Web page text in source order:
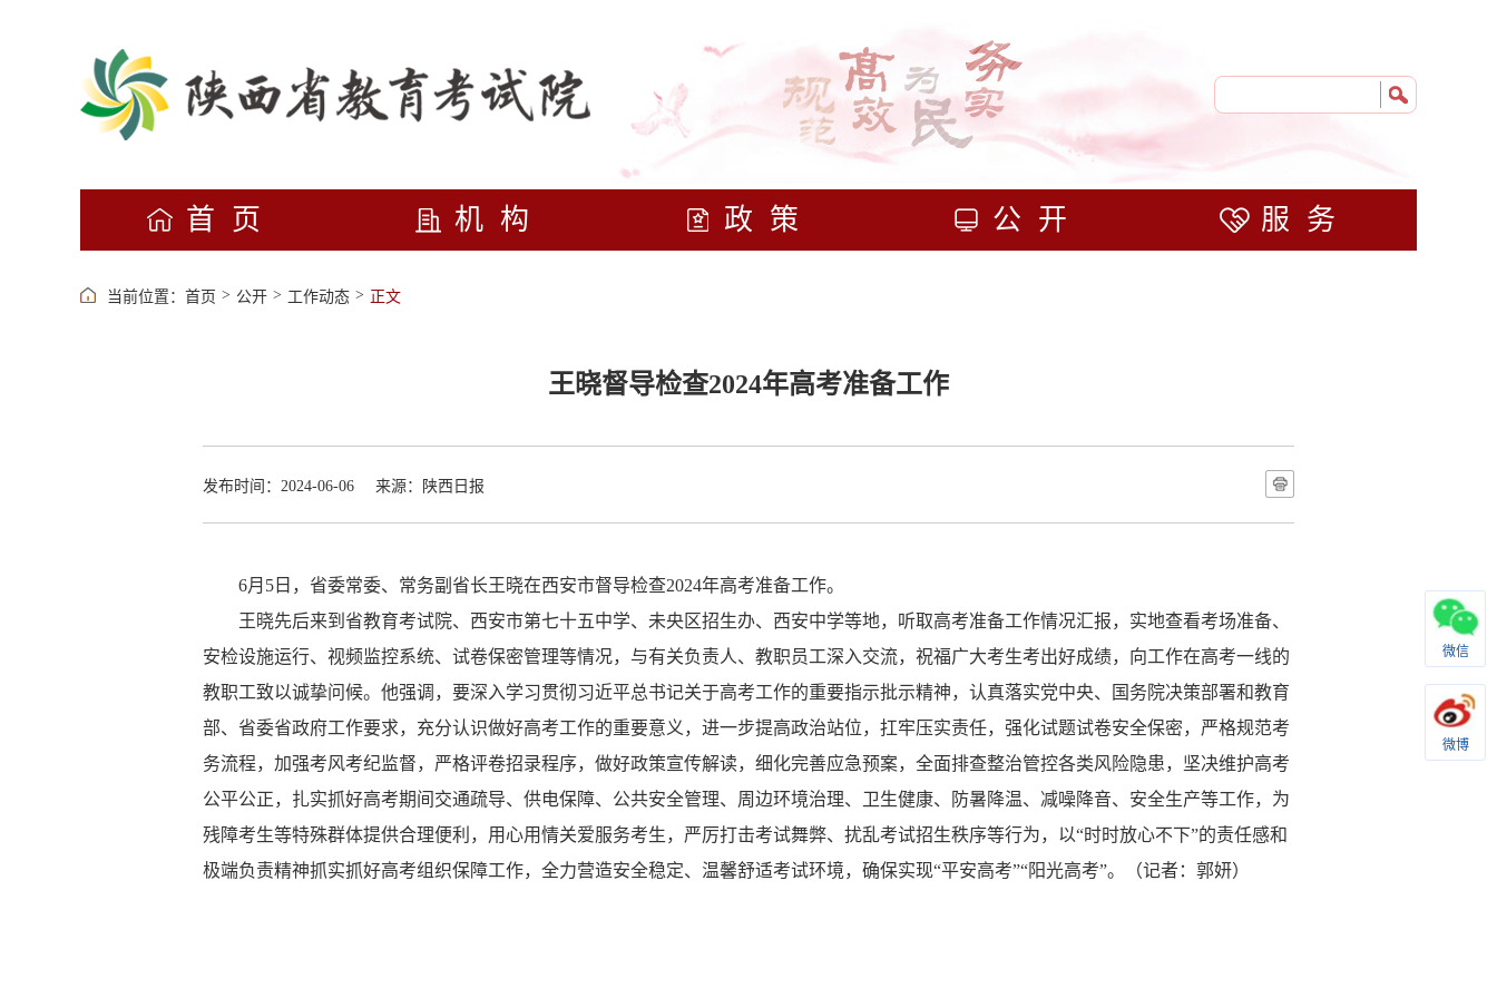
首页 机构 政策 公开 服务
当前位置： 首页 > 公开 > 工作动态 > 正文
王晓督导检查2024年高考准备工作
发布时间：2024-06-06 来源：陕西日报
6月5日，省委常委、常务副省长王晓在西安市督导检查2024年高考准备工作。
王晓先后来到省教育考试院、西安市第七十五中学、未央区招生办、西安中学等地，听取高考准备工作情况汇报，实地查看考场准备、
安检设施运行、视频监控系统、试卷保密管理等情况，与有关负责人、教职员工深入交流，祝福广大考生考出好成绩，向工作在高考一线的
教职工致以诚挚问候。他强调，要深入学习贯彻习近平总书记关于高考工作的重要指示批示精神，认真落实党中央、国务院决策部署和教育
部、省委省政府工作要求，充分认识做好高考工作的重要意义，进一步提高政治站位，扛牢压实责任，强化试题试卷安全保密，严格规范考
务流程，加强考风考纪监督，严格评卷招录程序，做好政策宣传解读，细化完善应急预案，全面排查整治管控各类风险隐患，坚决维护高考
公平公正，扎实抓好高考期间交通疏导、供电保障、公共安全管理、周边环境治理、卫生健康、防暑降温、减噪降音、安全生产等工作，为
残障考生等特殊群体提供合理便利，用心用情关爱服务考生，严厉打击考试舞弊、扰乱考试招生秩序等行为，以“时时放心不下”的责任感和
极端负责精神抓实抓好高考组织保障工作，全力营造安全稳定、温馨舒适考试环境，确保实现“平安高考”“阳光高考”。
（记者：郭妍）
微信
微博